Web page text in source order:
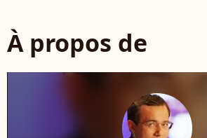
À propos de